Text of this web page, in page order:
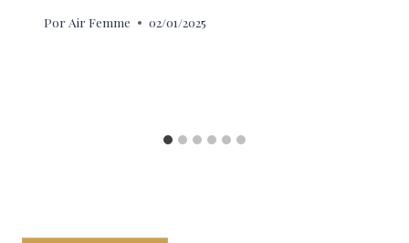
Por Air Femme 02/01/2025